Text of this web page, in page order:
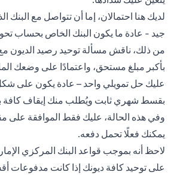
لديك هنا احتمالان، إما أن تتواصل مع البنك
جيد - عادة ما يكون البنك الخاص بحساب
من ذلك، ناقش مسألة توحيد رصيد الديون مع
بأكبر مبلغ مستحق، واعتمادًا على وضعك
عليك حل تمويلي واحد – عادة يكون
بقسط شهري ثابت ويُطلب منك إيقاف كافة
وفي هذه الحالة، عليك فقط الموافقة على
يمكنك فعلًا تحمل دفعه.
لاحظ أنه بموجب قواعد البنك المركزي
على توحيد كافة ديونك إذا كانت مدفوعات